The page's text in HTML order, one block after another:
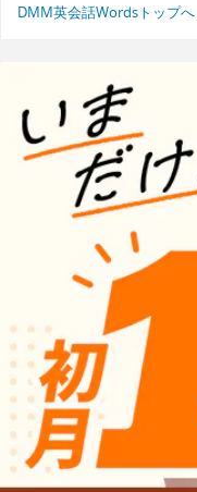
DMM英会話Wordsトップへ